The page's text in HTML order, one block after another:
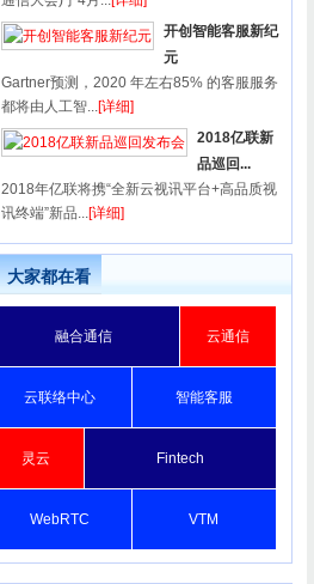
开创智能客服新纪
元
Gartner预测，2020 年左右85% 的客服服务
都将由人工智...[详细]
2018亿联新
品巡回...
2018年亿联将携“全新云视讯平台+高品质视
讯终端”新品...[详细]
大家都在看
融合通信 云通信
云联络中心 智能客服
灵云 Fintech
WebRTC VTM